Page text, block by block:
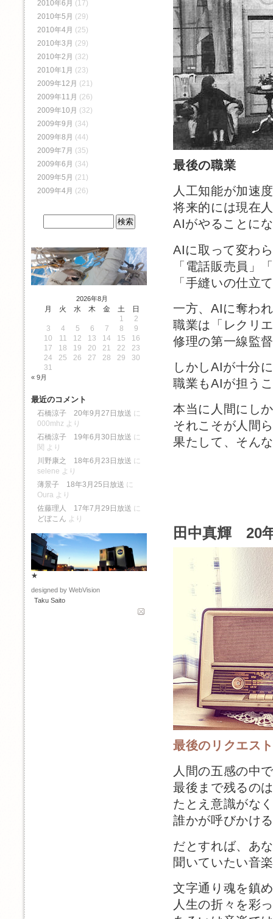
最後の職業
人工知能が加速
将来的には現在
AIがやることに
AIに取って変わ
「電話販売員」
「手縫いの仕立
一方、AIに奪わ
職業は「レクリ
修理の第一線監
しかしAIが十分
職業もAIが担う
本当に人間にし
それこそが人間
果たして、そん
田中真輝 20
最後のリクエス
人間の五感の中
最後まで残るの
たとえ意識がな
誰かが呼びかけ
だとすれば、あ
聞いていたい音
文字通り魂を鎮
人生の折々を彩
2010年6月 (17)
2010年5月 (29)
2010年4月 (25)
2010年3月 (29)
2010年2月 (32)
2010年1月 (23)
2009年12月 (21)
2009年11月 (26)
2009年10月 (32)
2009年9月 (34)
2009年8月 (44)
2009年7月 (35)
2009年6月 (34)
2009年5月 (21)
2009年4月 (26)
2026年8月
月 火 水 木 金 土
日
1
2
3
4 5 6 7 8
9
10
11 12 13 14 15
16
17
18 19 20 21 22
23
24
25 26 27 28 29
30
31
« 9月
最近のコメント
石橋涼子 20年9月27日放送 に
000mhz より
石橋涼子 19年6月30日放送 に
関 より
川野康之 18年6月23日放送 に
selene より
薄景子 18年3月25日放送 に
Oura より
佐藤理人 17年7月29日放送 に
どぼこん より
★
designed by WebVision
Taku Saito